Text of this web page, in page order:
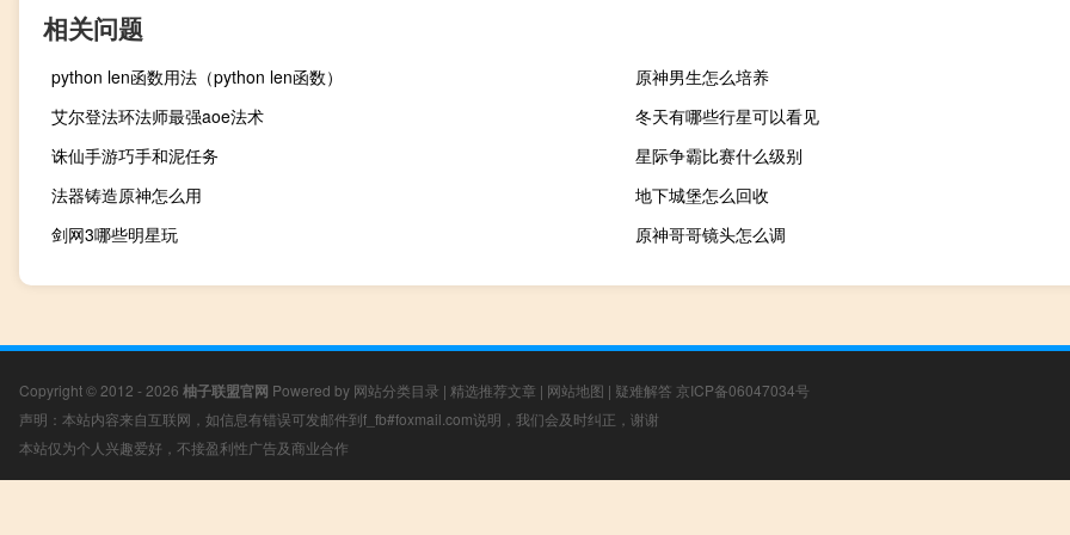
相关问题
python len函数用法（python len函数）
原神男生怎么培养
艾尔登法环法师最强aoe法术
冬天有哪些行星可以看见
诛仙手游巧手和泥任务
星际争霸比赛什么级别
法器铸造原神怎么用
地下城堡怎么回收
剑网3哪些明星玩
原神哥哥镜头怎么调
Copyright © 2012 - 2026 柚子联盟官网 Powered by 网站分类目录 | 精选推荐文章 | 网站地图 | 疑难解答 京ICP备06047034号
声明：本站内容来自互联网，如信息有错误可发邮件到f_fb#foxmail.com说明，我们会及时纠正，谢谢
本站仅为个人兴趣爱好，不接盈利性广告及商业合作